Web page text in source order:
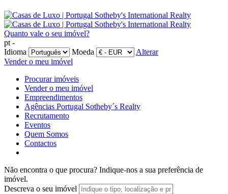
Quanto vale o seu imóvel?
pt -
Idioma
Moeda
Alterar
Vender o meu imóvel
Procurar imóveis
Vender o meu imóvel
Empreendimentos
Agências Portugal Sotheby´s Realty
Recrutamento
Eventos
Quem Somos
Contactos
Não encontra o que procura? Indique-nos a sua preferência de
imóvel.
Descreva o seu imóvel